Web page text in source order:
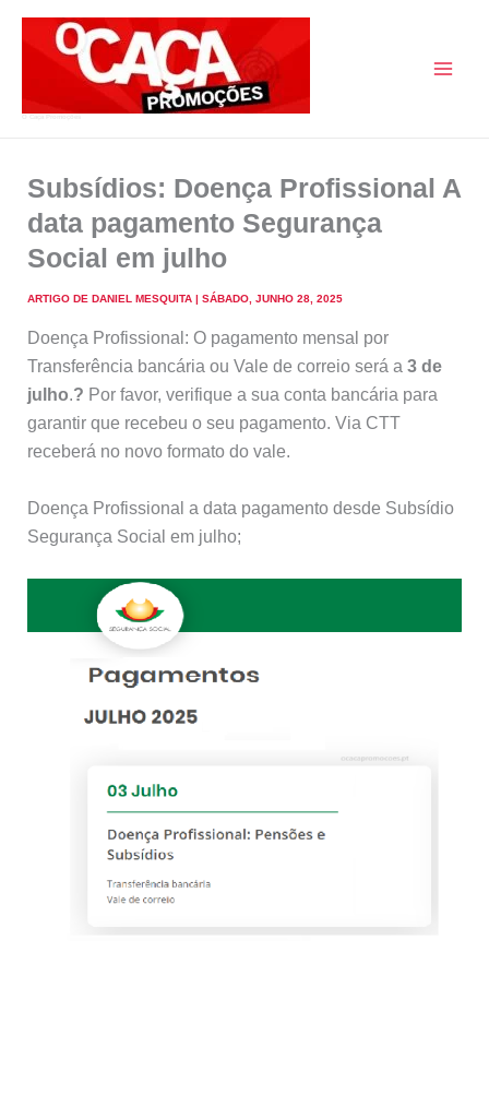
Subsídios: Doença Profissional A
data pagamento Segurança
Social em julho
ARTIGO DE DANIEL MESQUITA | SÁBADO, JUNHO 28, 2025
Doença Profissional: O pagamento mensal por
Transferência bancária ou Vale de correio será a 3 de
julho.?️ Por favor, verifique a sua conta bancária para
garantir que recebeu o seu pagamento. Via CTT
receberá no novo formato do vale.
Doença Profissional a data pagamento desde Subsídio
Segurança Social em julho;